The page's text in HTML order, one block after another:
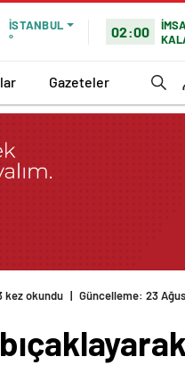
İSTANBUL
°
02:00
Gazeteler
kez okundu | Güncelleme: 23